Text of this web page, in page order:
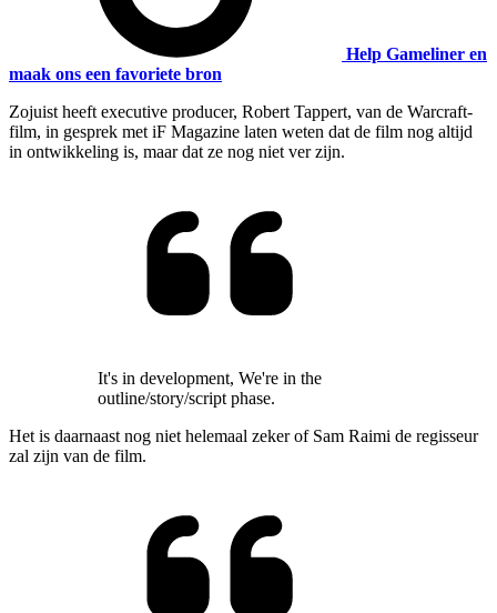
Help Gameliner en
maak ons een favoriete bron
Zojuist heeft executive producer, Robert Tappert, van de Warcraft-
film, in gesprek met iF Magazine laten weten dat de film nog altijd
in ontwikkeling is, maar dat ze nog niet ver zijn.
It's in development, We're in the
outline/story/script phase.
Het is daarnaast nog niet helemaal zeker of Sam Raimi de regisseur
zal zijn van de film.